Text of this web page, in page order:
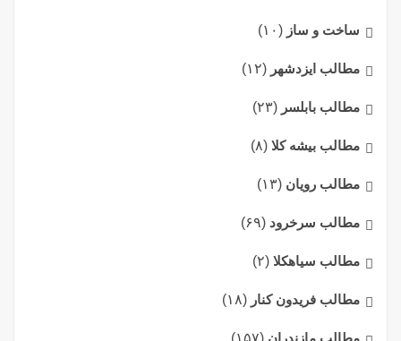
ساخت و ساز (۱۰)
مطالب ایزدشهر (۱۲)
مطالب بابلسر (۲۳)
مطالب بیشه کلا (۸)
مطالب رویان (۱۳)
مطالب سرخرود (۶۹)
مطالب سیاهکلا (۲)
مطالب فریدون کنار (۱۸)
مطالب مازندران (۱۵۷)